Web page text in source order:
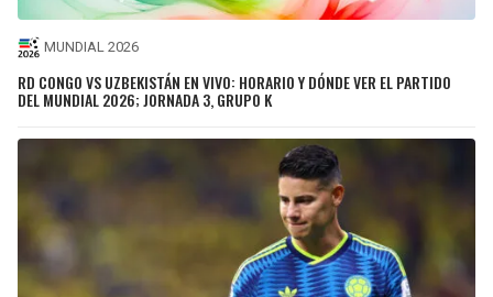
MUNDIAL 2026
RD CONGO VS UZBEKISTÁN EN VIVO: HORARIO Y DÓNDE VER EL PARTIDO
DEL MUNDIAL 2026; JORNADA 3, GRUPO K